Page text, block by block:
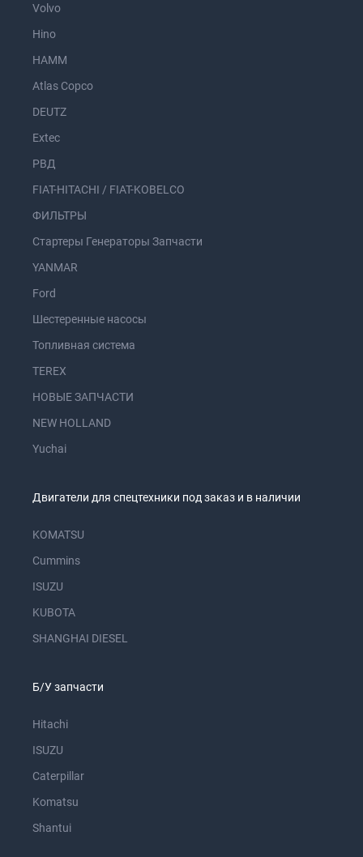
Volvo
Hino
HAMM
Atlas Copco
DEUTZ
Extec
РВД
FIAT-HITACHI / FIAT-KOBELCO
ФИЛЬТРЫ
Стартеры Генераторы Запчасти
YANMAR
Ford
Шестеренные насосы
Топливная система
TEREX
НОВЫЕ ЗАПЧАСТИ
NEW HOLLAND
Yuchai
Двигатели для спецтехники под заказ и в наличии
KOMATSU
Cummins
ISUZU
KUBOTA
SHANGHAI DIESEL
Б/У запчасти
Hitachi
ISUZU
Caterpillar
Komatsu
Shantui